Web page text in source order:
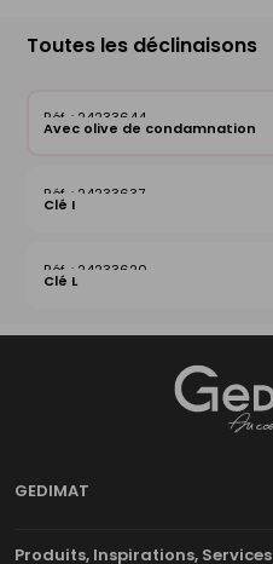
Toutes les déclinaisons
24233644
Avec olive de condamnation
24233637
Clé I
24233620
Clé L
GEDIMAT
Produits, Inspirations, Services